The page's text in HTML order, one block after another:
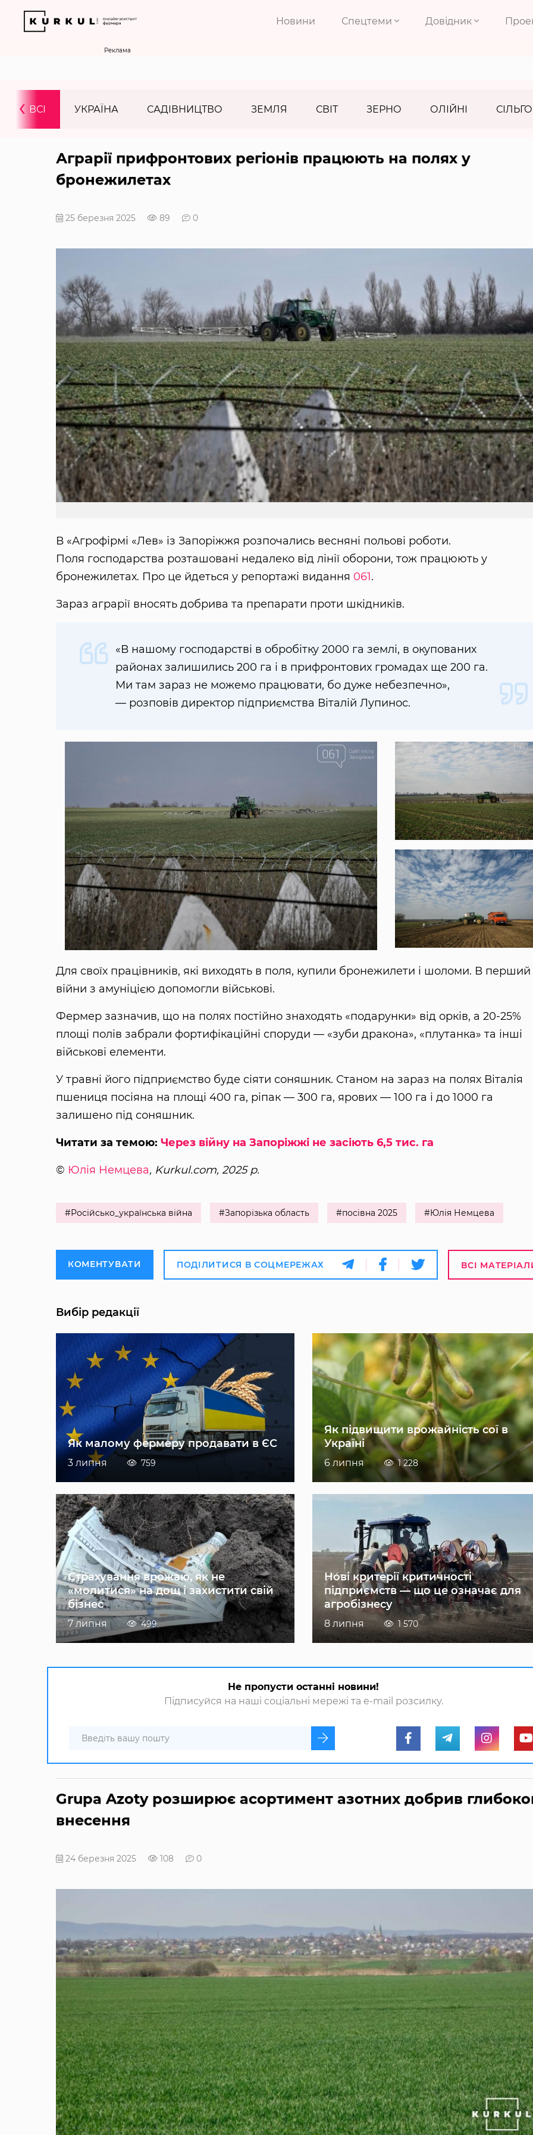
Новини Спецтеми Довідник
Реклама
ВСІ УКРАЇНА САДІВНИЦТВО ЗЕМЛЯ СВІТ ЗЕРНО ОЛІЙНІ
‹
Аграрії прифронтових регіонів працюють на полях у
бронежилетах
25 березня 2025 89 0
В «Агрофірмі «Лев» із Запоріжжя розпочались весняні польові роботи.
Поля господарства розташовані недалеко від лінії оборони, тож працюють у
бронежилетах. Про це йдеться у репортажі видання 061.
Зараз аграрії вносять добрива та препарати проти шкідників.
«В нашому господарстві в обробітку 2000 га землі, в окупованих
районах залишились 200 га і в прифронтових громадах ще 200 га.
Ми там зараз не можемо працювати, бо дуже небезпечно»,
— розповів директор підприємства Віталій Лупинос.
Для своїх працівників, які виходять в поля, купили бронежилети і шоломи. В перший
війни з амуніцією допомогли військові.
Фермер зазначив, що на полях постійно знаходять «подарунки» від орків, а 20-25%
площі полів забрали фортифікаційні споруди — «зуби дракона», «плутанка» та інші
військові елементи.
У травні його підприємство буде сіяти соняшник. Станом на зараз на полях Віталія
пшениця посіяна на площі 400 га, ріпак — 300 га, ярових — 100 га і до 1000 га
залишено під соняшник.
Читати за темою: Через війну на Запоріжжі не засіють 6,5 тис. га
© Юлія Немцева, Kurkul.com, 2025 р.
#Російсько_українська війна #Запорізька область #посівна 2025 #Юлія Немцева
КОМЕНТУВАТИ ПОДІЛИТИСЯ В СОЦМЕРЕЖАХ ВСІ
Вибір редакції
Як малому фермеру продавати в ЄС
3 липня 759
Як підвищити врожайність сої в
Україні
6 липня 1 228
Страхування врожаю, як не
«молитися» на дощ і захистити свій
бізнес
7 липня 499
Нові критерії критичності
підприємств — що це означає для
агробізнесу
8 липня 1 570
Не пропусти останні новини!
Підписуйся на наші соціальні мережі та e-mail розсилку.
Grupa Azoty розширює асортимент азотних добрив
внесення
24 березня 2025 108 0